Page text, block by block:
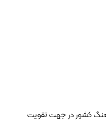
کشور در جهت تقویت